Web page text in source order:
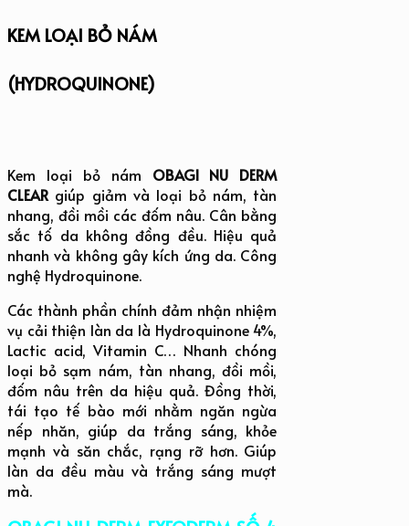
KEM LOẠI BỎ NÁM
(HYDROQUINONE)
Kem loại bỏ nám OBAGI NU DERM
CLEAR giúp giảm và loại bỏ nám, tàn
nhang, đồi mồi các đốm nâu. Cân bằng
sắc tố da không đồng đều. Hiệu quả
nhanh và không gây kích ứng da. Công
nghệ Hydroquinone.
Các thành phần chính đảm nhận nhiệm
vụ cải thiện làn da là Hydroquinone 4%,
Lactic acid, Vitamin C… Nhanh chóng
loại bỏ sạm nám, tàn nhang, đồi mồi,
đốm nâu trên da hiệu quả. Đồng thời,
tái tạo tế bào mới nhằm ngăn ngừa
nếp nhăn, giúp da trắng sáng, khỏe
mạnh và săn chắc, rạng rỡ hơn. Giúp
làn da đều màu và trắng sáng mượt
mà.